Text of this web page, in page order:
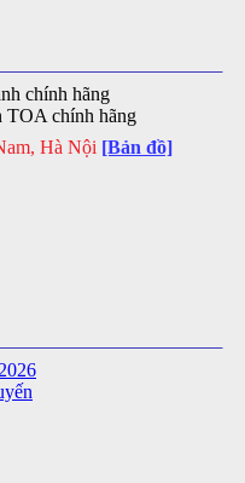
TOA chính hãng
Hà Nội [Bản đồ]